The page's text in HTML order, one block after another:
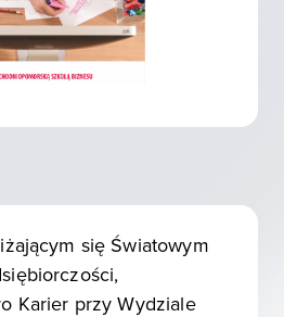
się Światowym
Karier przy Wydziale